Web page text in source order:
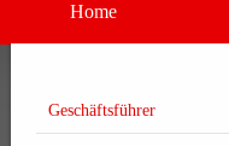
Home
Geschäftsführer